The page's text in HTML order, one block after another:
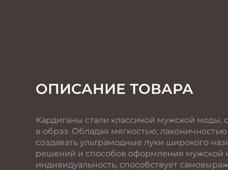
ОПИСАНИЕ ТОВАРА
Кардиганы стали классикой мужской
в образ. Обладая мягкостью,
создавать ультрамодные луки широкого
решений и способов оформления мужской
индивидуальность, способствует